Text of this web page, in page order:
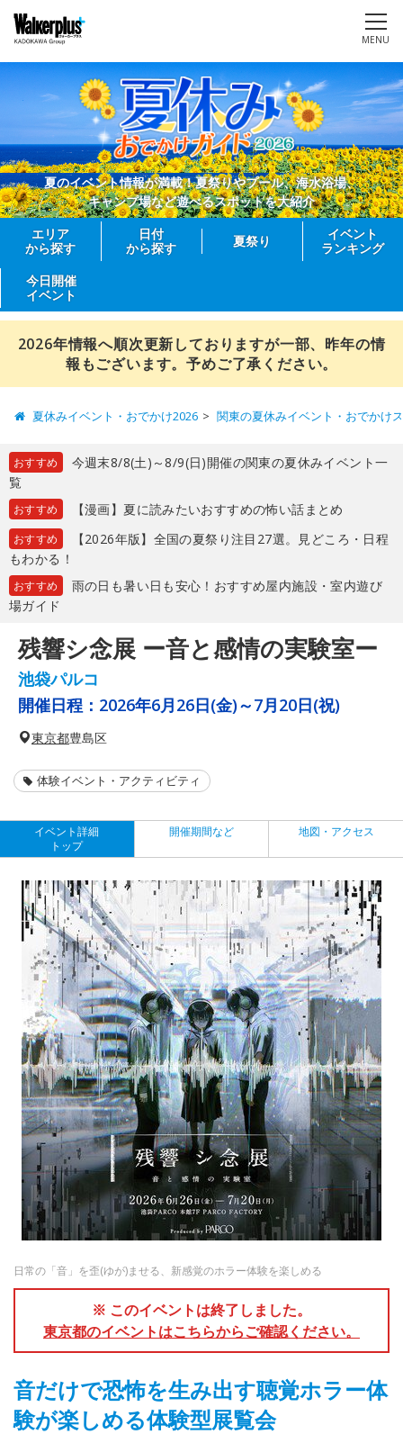
MENU
夏のイベント情報が満載！夏祭りやプール、海水浴場、
キャンプ場など遊べるスポットを大紹介
エリア
から探す
日付
から探す
夏祭り
イベント
ランキング
今日開催
イベント
2026年情報へ順次更新しておりますが一部、昨年の情
報もございます。予めご了承ください。
夏休みイベント・おでかけ2026 関東の夏休みイベント・おでかけ
おすすめ
今週末8/8(土)～8/9(日)開催の関東の夏休みイベント一
覧
おすすめ 【漫画】夏に読みたいおすすめの怖い話まとめ
おすすめ
【2026年版】全国の夏祭り注目27選。見どころ・日程
もわかる！
おすすめ
雨の日も暑い日も安心！おすすめ屋内施設・室内遊び
場ガイド
残響シ念展 ー音と感情の実験室ー
池袋パルコ
開催日程： 2026年6月26日(金)～7月20日(祝)
東京都豊島区
体験イベント・アクティビティ
イベント詳細
トップ
開催期間など 地図・アクセス
日常の「音」を歪(ゆが)ませる、新感覚のホラー体験を楽しめる
※ このイベントは終了しました。
東京都のイベントはこちらからご確認ください。
音だけで恐怖を生み出す聴覚ホラー体
験が楽しめる体験型展覧会